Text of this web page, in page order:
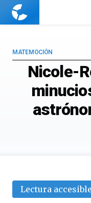
Cuaderno
Nicole-
MATEMOCIÓN
Lectura accesible